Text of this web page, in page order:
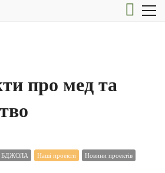
про мед та
БДЖОЛА Наші проекти Новини проектів